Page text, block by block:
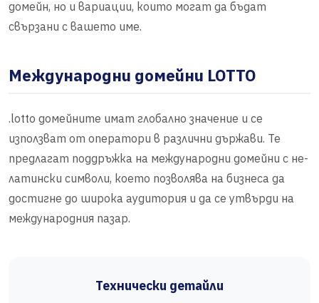
домейн, но и вариации, които могат да бъдат
свързани с вашето име.
Международни домейни LOTTO
.lotto домейните имат глобално значение и се
използват от оператори в различни държави. Те
предлагат поддръжка на международни домейни с не-
латински символи, което позволява на бизнеса да
достигне до широка аудитория и да се утвърди на
международния пазар.
Технически детайли